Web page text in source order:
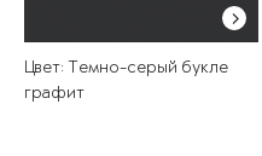
Цвет: Темно-серый букле
графит